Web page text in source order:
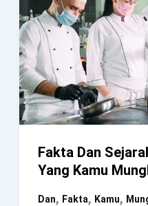
Fakta Dan
Yang Kamu
Dan, Fakta, Kamu,